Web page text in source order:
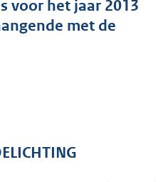
g
r
7
voor het jaar 2013
met de